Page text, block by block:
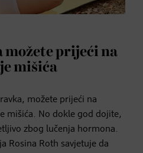
možete prijeći na
mišića
možete prijeći na
mišića. No dokle god dojite,
zbog lučenja hormona.
Rosina Roth savjetuje da